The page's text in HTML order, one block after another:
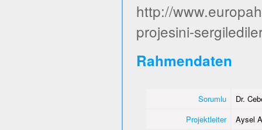
http://
projesini-
Rahmendaten
Sorumlu
Dr.
Projektleiter
Aysel